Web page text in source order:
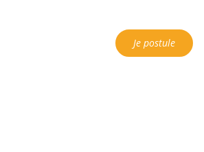
Je postule